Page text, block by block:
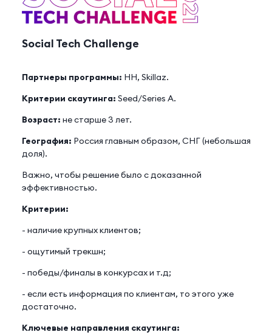
Social Tech Challenge
Партнеры программы: HH, Skillaz.
Критерии скаутинга: Seed/Series A.
Возраст: не старше 3 лет.
География: Россия главным образом, СНГ (небольшая
доля).
Важно, чтобы решение было с доказанной
эффективностью.
Критерии:
- наличие крупных клиентов;
- ощутимый трекшн;
- победы/финалы в конкурсах и т.д;
- если есть информация по клиентам, то этого уже
достаточно.
Ключевые направления скаутинга: